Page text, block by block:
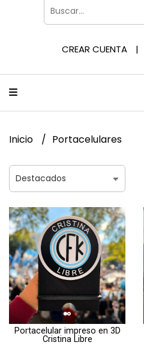
CREAR CUENTA
Inicio Portacelulares
Portacelular impreso en 3D
Cristina Libre